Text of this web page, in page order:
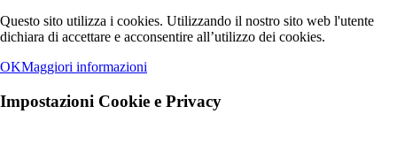
Questo sito utilizza i cookies. Utilizzando il nostro sito web l'utente
dichiara di accettare e acconsentire all’utilizzo dei cookies.
OKMaggiori informazioni
Impostazioni Cookie e Privacy